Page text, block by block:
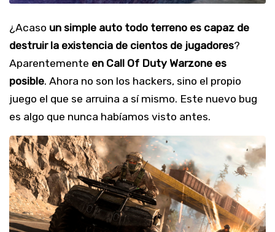
¿Acaso un simple auto todo terreno es capaz de
destruir la existencia de cientos de jugadores?
Aparentemente en Call Of Duty Warzone es
posible. Ahora no son los hackers, sino el propio
juego el que se arruina a sí mismo. Este nuevo bug
es algo que nunca habíamos visto antes.